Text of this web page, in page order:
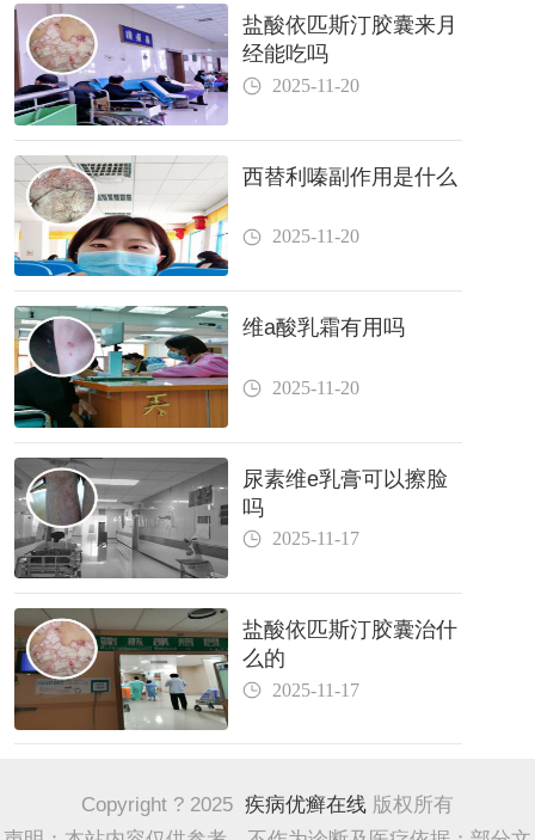
盐酸依匹斯汀胶囊来月
经能吃吗
2025-11-20
西替利嗪副作用是什么
2025-11-20
维a酸乳霜有用吗
2025-11-20
尿素维e乳膏可以擦脸
吗
2025-11-17
盐酸依匹斯汀胶囊治什
么的
2025-11-17
Copyright ? 2025 疾病优癣在线 版权所有